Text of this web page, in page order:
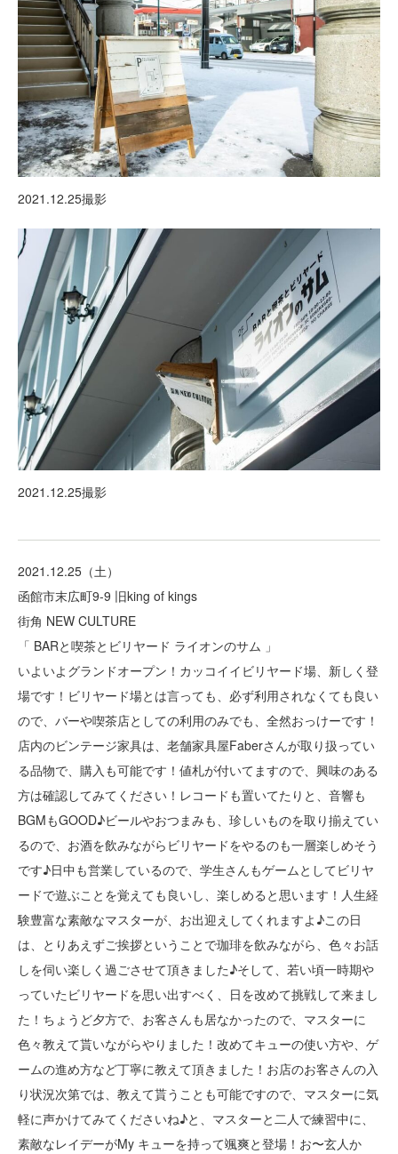
2021.12.25撮影
2021.12.25撮影
2021.12.25（土）
函館市末広町9-9 旧king of kings
街角 NEW CULTURE
「 BARと喫茶とビリヤード ライオンのサム 」
いよいよグランドオープン！カッコイイビリヤード場、新しく登
場です！ビリヤード場とは言っても、必ず利用されなくても良い
ので、バーや喫茶店としての利用のみでも、全然おっけーです！
店内のビンテージ家具は、老舗家具屋Faberさんが取り扱ってい
る品物で、購入も可能です！値札が付いてますので、興味のある
方は確認してみてください！レコードも置いてたりと、音響も
BGMもGOOD♪ビールやおつまみも、珍しいものを取り揃えてい
るので、お酒を飲みながらビリヤードをやるのも一層楽しめそう
です♪日中も営業しているので、学生さんもゲームとしてビリヤ
ードで遊ぶことを覚えても良いし、楽しめると思います！人生経
験豊富な素敵なマスターが、お出迎えしてくれますよ♪この日
は、とりあえずご挨拶ということで珈琲を飲みながら、色々お話
しを伺い楽しく過ごさせて頂きました♪そして、若い頃一時期や
っていたビリヤードを思い出すべく、日を改めて挑戦して来まし
た！ちょうど夕方で、お客さんも居なかったので、マスターに
色々教えて貰いながらやりました！改めてキューの使い方や、ゲ
ームの進め方など丁寧に教えて頂きました！お店のお客さんの入
り状況次第では、教えて貰うことも可能ですので、マスターに気
軽に声かけてみてくださいね♪と、マスターと二人で練習中に、
素敵なレイデーがMy キューを持って颯爽と登場！お〜玄人か